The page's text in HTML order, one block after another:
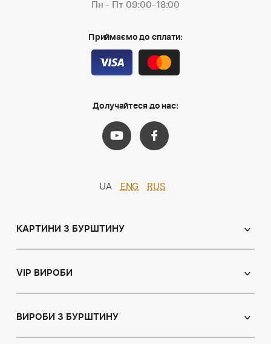
Пн - Пт 09:00-18:00
Приймаємо до сплати:
Долучайтеся до нас:
UA ENG RUS
КАРТИНИ З БУРШТИНУ
Іменні ікони
VIP ВИРОБИ
Ікони з пластин
ВИРОБИ З БУРШТИНУ